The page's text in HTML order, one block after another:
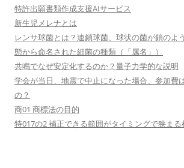
特許出願書類作成支援AIサービス
新生児メレナとは
レンサ球菌とは？連鎖球菌、球状の菌が鎖のよ
態から命名された細菌の種類（「属名」）
共鳴でなぜ安定化するのか？量子力学的な説明
学会が当日、地震で中止になった場合、参加費
の？
商01 商標法の目的
特017の2 補正できる範囲がタイミングで狭まる